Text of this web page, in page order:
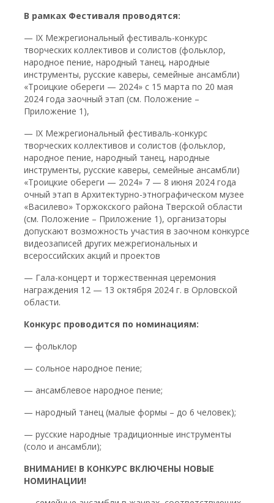
В рамках Фестиваля проводятся:
— IХ Межрегиональный фестиваль-конкурс
творческих коллективов и солистов (фольклор,
народное пение, народный танец, народные
инструменты, русские каверы, семейные ансамбли)
«Троицкие обереги — 2024» с 15 марта по 20 мая
2024 года заочный этап (см. Положение –
Приложение 1),
— IХ Межрегиональный фестиваль-конкурс
творческих коллективов и солистов (фольклор,
народное пение, народный танец, народные
инструменты, русские каверы, семейные ансамбли)
«Троицкие обереги — 2024» 7 — 8 июня 2024 года
очный этап в Архитектурно-этнографическом музее
«Василево» Торжокского района Тверской области
(см. Положение – Приложение 1), организаторы
допускают возможность участия в заочном конкурсе
видеозаписей других межрегиональных и
всероссийских акций и проектов
— Гала-концерт и торжественная церемония
награждения 12 — 13 октября 2024 г. в Орловской
области.
Конкурс проводится по номинациям:
— фольклор
— сольное народное пение;
— ансамблевое народное пение;
— народный танец (малые формы – до 6 человек);
— русские народные традиционные инструменты
(соло и ансамбли);
ВНИМАНИЕ! В КОНКУРС ВКЛЮЧЕНЫ НОВЫЕ
НОМИНАЦИИ!